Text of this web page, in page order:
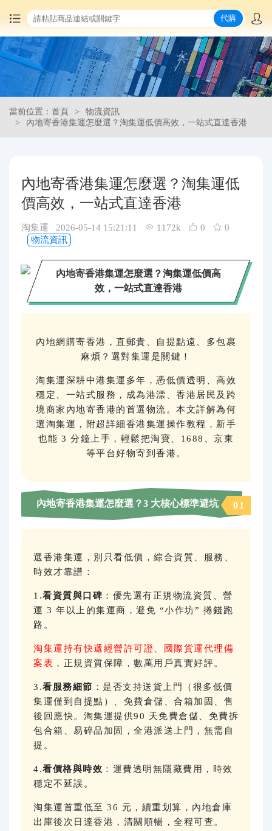
首頁
中國商品代購
集運服務
查詢運單
物流資訊
代購問答
代購
當前位置：首頁
物流資訊
內地寄香港集運怎麼選？淘集運低價高效，一站式直達香港
內地寄香港集運怎麼選？淘集運低
價高效，一站式直達香港
淘集運 2026-05-14 15:21:11 1172k 0
0
物流資訊
內地寄香港集運怎麼選？淘集運低價高
效，一站式直達香港
內地網購寄香港，直郵貴、自提點遠、多包裹
麻煩？選對集運是關鍵！
淘集運深耕中港集運多年，憑低價透明、高效
穩定、一站式服務，成為港漂、香港居民及跨
境商家內地寄香港的首選物流。本文詳解為何
選淘集運，附超詳細香港集運操作教程，新手
也能 3 分鐘上手，輕鬆把淘寶、1688、京東
等平台好物寄到香港。
內地寄香港集運怎麼選？3 大核心標準避坑 01
選香港集運，別只看低價，綜合資質、服務、
時效才靠譜：
1.看資質與口碑 ：優先選有正規物流資質、營
運 3 年以上的集運商，避免 “小作坊” 捲錢跑
路。
淘集運持有快遞經營許可證、國際貨運代理備
案表 ，正規資質保障，數萬用戶真實好評。
3.看服務細節 ：是否支持送貨上門（很多低價
集運僅到自提點）、免費倉儲、合箱加固、售
後回應快。淘集運提供90 天免費倉儲、免費拆
包合箱、易碎品加固，全港派送上門，無需自
提。
4.看價格與時效 ：運費透明無隱藏費用，時效
穩定不延誤。
淘集運首重低至 36 元，續重划算，內地倉庫
出庫後次日達香港，清關順暢，全程可查。